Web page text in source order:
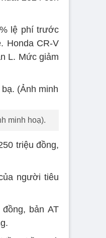
lệ phí trước
Honda CR-V
L. Mức giảm
minh hoạ).
triệu đồng,
người tiêu
bản AT